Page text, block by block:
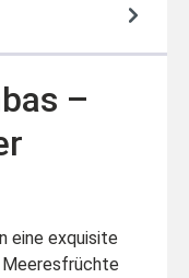
–
eine exquisite
Meeresfrüchte